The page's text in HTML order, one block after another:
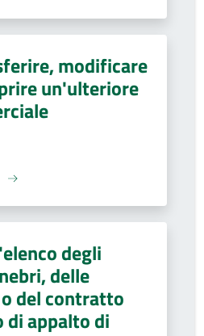
modificare
un'ulteriore
degli
delle
del contratto
appalto di